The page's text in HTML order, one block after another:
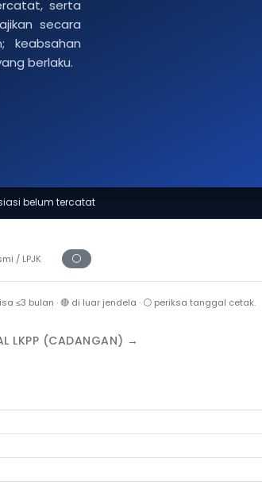
serta
secara
keabsahan
berlaku.
belum tercatat
/ LPJK ⚪
Periksa tanggal cetak
≤3 bulan ·🔴 di luar jendela · ⚪ periksa tanggal cetak.
LKPP (CADANGAN) →